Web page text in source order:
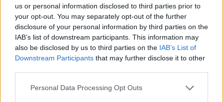
us or personal information disclosed to third parties prior to
your opt-out. You may separately opt-out of the further
disclosure of your personal information by third parties on the
IAB’s list of downstream participants. This information may
also be disclosed by us to third parties on the IAB’s List of
Downstream Participants that may further disclose it to other
Personal Data Processing Opt Outs